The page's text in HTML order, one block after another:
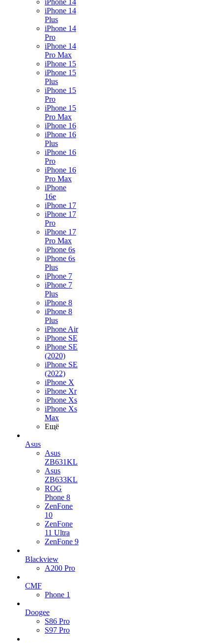
iPhone 14
iPhone 14
Plus
iPhone 14
Pro
iPhone 14
Pro Max
iPhone 15
iPhone 15
Plus
iPhone 15
Pro
iPhone 15
Pro Max
iPhone 16
iPhone 16
Plus
iPhone 16
Pro
iPhone 16
Pro Max
iPhone
16e
iPhone 17
iPhone 17
Pro
iPhone 17
Pro Max
iPhone 6s
iPhone 6s
Plus
iPhone 7
iPhone 7
Plus
iPhone 8
iPhone 8
Plus
iPhone Air
iPhone SE
iPhone SE
(2020)
iPhone SE
(2022)
iPhone X
iPhone Xr
iPhone Xs
iPhone Xs
Max
Ещё
Asus
Asus
ZB631KL
Asus
ZB633KL
ROG
Phone 8
ZenFone
10
ZenFone
11 Ultra
ZenFone 9
Blackview
A200 Pro
CMF
Phone 1
Doogee
S86 Pro
S97 Pro